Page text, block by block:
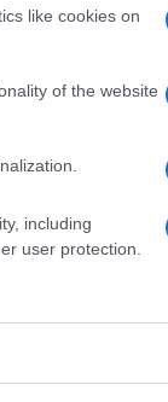
like cookies on
of the website
including
user protection.
για
σένα»